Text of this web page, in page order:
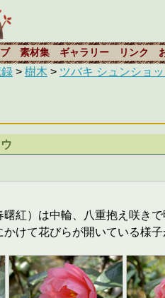
素材集 ギャラリー リンク
> 樹木 > ツバキ シュンショ
曙紅）は中輪、八重抱え咲き
かけて花びらが開いている様